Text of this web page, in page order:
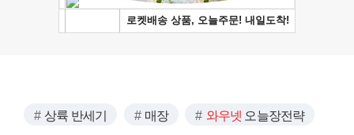
상륙 반세기 매장 와우넷 오늘장전략